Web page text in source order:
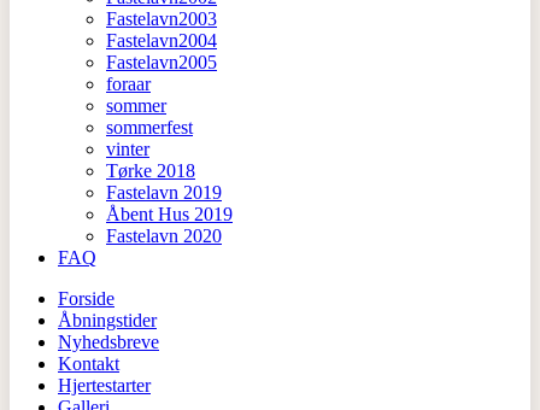
Fastelavn2003
Fastelavn2004
Fastelavn2005
foraar
sommer
sommerfest
vinter
Tørke 2018
Fastelavn 2019
Åbent Hus 2019
Fastelavn 2020
FAQ
Forside
Åbningstider
Nyhedsbreve
Kontakt
Hjertestarter